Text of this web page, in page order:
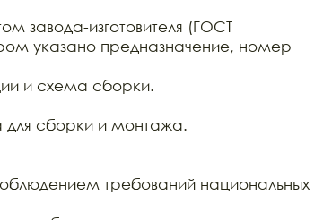
завода-изготовителя (ГОСТ
указано предназначение, номер
и схема сборки.
сборки и монтажа.
требований национальных